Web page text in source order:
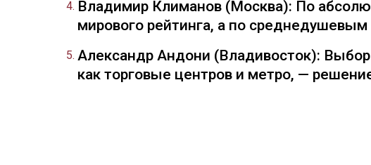
Владимир Климанов (Москва): По
мирового рейтинга, а по
Александр Андони (Владивосток):
как торговые центров и метро, —